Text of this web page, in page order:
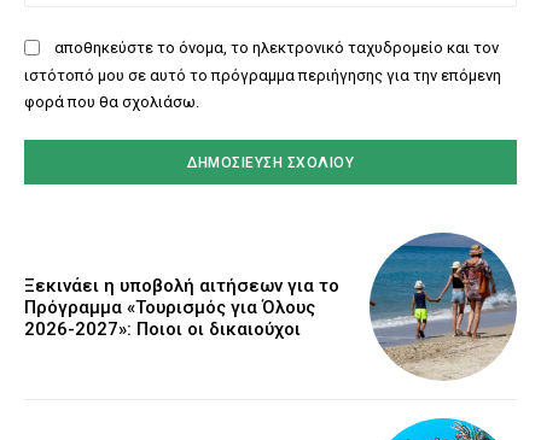
αποθηκεύστε το όνομα, το ηλεκτρονικό ταχυδρομείο και τον
ιστότοπό μου σε αυτό το πρόγραμμα περιήγησης για την επόμενη
φορά που θα σχολιάσω.
Ξεκινάει η υποβολή αιτήσεων για το
Πρόγραμμα «Τουρισμός για Όλους
2026-2027»: Ποιοι οι δικαιούχοι